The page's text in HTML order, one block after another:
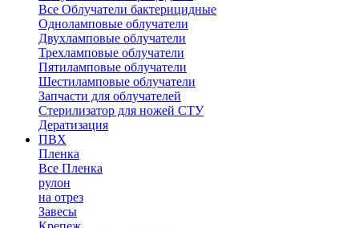
Все Облучатели бактерицидные
Одноламповые облучатели
Двухламповые облучатели
Трехламповые облучатели
Пятиламповые облучатели
Шестиламповые облучатели
Запчасти для облучателей
Стерилизатор для ножей СТУ
Дератизация
ПВХ
Пленка
Все Пленка
рулон
на отрез
Завесы